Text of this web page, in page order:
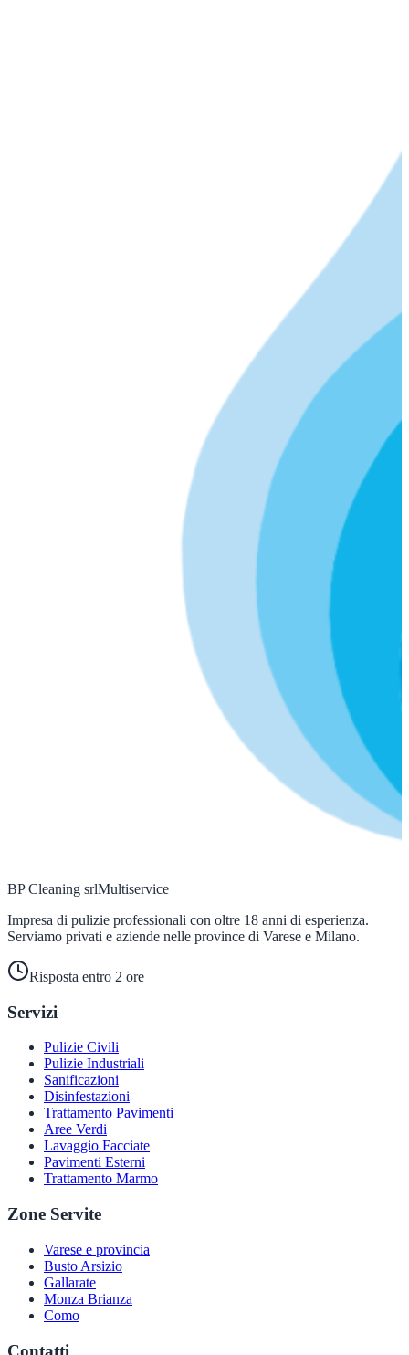
BP Cleaning srlMultiservice
Impresa di pulizie professionali con oltre 18 anni di esperienza.
Serviamo privati e aziende nelle province di Varese e Milano.
Risposta entro 2 ore
Servizi
Pulizie Civili
Pulizie Industriali
Sanificazioni
Disinfestazioni
Trattamento Pavimenti
Aree Verdi
Lavaggio Facciate
Pavimenti Esterni
Trattamento Marmo
Zone Servite
Varese e provincia
Busto Arsizio
Gallarate
Monza Brianza
Como
Contatti